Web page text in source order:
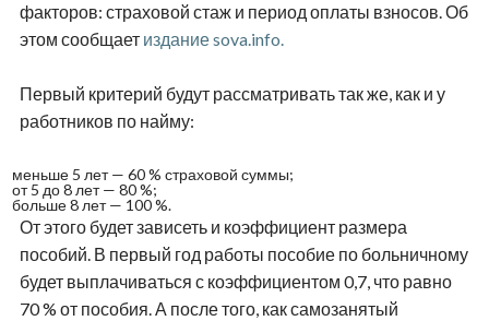
факторов: страховой стаж и период оплаты взносов. Об
этом сообщает издание sova.info.
Первый критерий будут рассматривать так же, как и у
работников по найму:
меньше 5 лет — 60 % страховой суммы;
от 5 до 8 лет — 80 %;
больше 8 лет — 100 %.
От этого будет зависеть и коэффициент размера
пособий. В первый год работы пособие по больничному
будет выплачиваться с коэффициентом 0,7, что равно
70 % от пособия. А после того, как самозанятый